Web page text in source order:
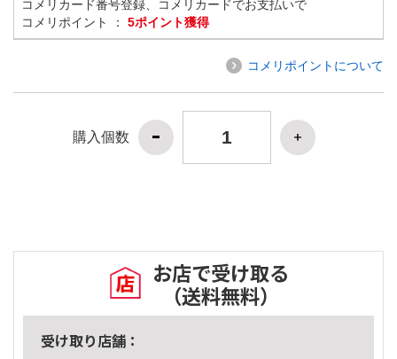
コメリカード番号登録、コメリカードでお支払いで
コメリポイント ： 5ポイント獲得
コメリポイントについて
購入個数
お店で受け取る
（送料無料）
受け取り店舗：